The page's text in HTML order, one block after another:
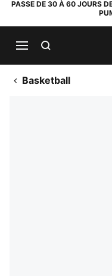
PASSE DE 30 À 60 JOURS
Basketball